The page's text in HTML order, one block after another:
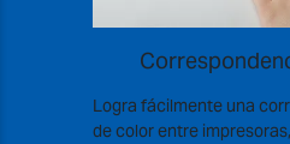
Logra fácilmente una
de color entre